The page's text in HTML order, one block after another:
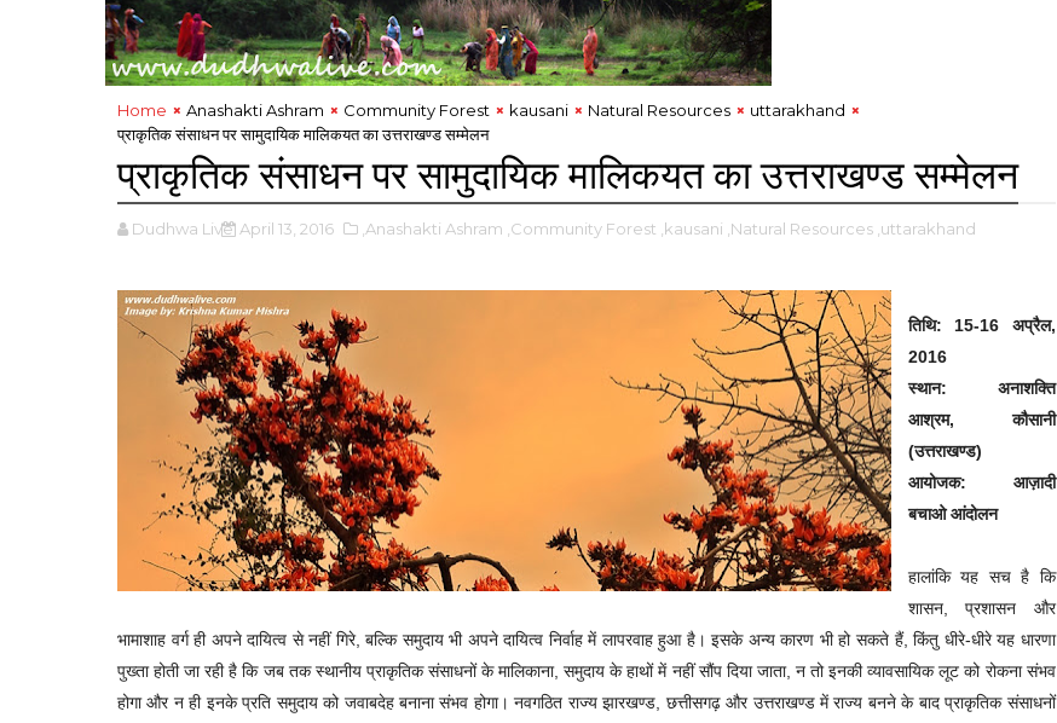
Home Anashakti Ashram Community Forest kausani Natural Resources
uttarakhand
प्राकृतिक संसाधन पर सामुदायिक मालिकयत का उत्तराखण्ड सम्मेलन
प्राकृतिक संसाधन पर सामुदायिक मालिकयत का उत्तराखण्ड सम्मेलन
Dudhwa Live April 13, 2016 ,Anashakti Ashram ,Community Forest ,kausani ,Natural Resources ,uttarakhand
तिथि: 15-16 अप्रैल,
2016
स्थान: अनाशक्ति
आश्रम, कौसानी
(उत्तराखण्ड)
आयोजक: आज़ादी
बचाओ आंदोलन
हालांकि यह सच है कि
शासन, प्रशासन और
भामाशाह वर्ग ही अपने दायित्व से नहीं गिरे, बल्कि समुदाय भी अपने दायित्व निर्वाह में लापरवाह हुआ है। इसके अन्य कारण भी हो सकते हैं, किंतु धीरे-धीरे यह धारणा
पुख्ता होती जा रही है कि जब तक स्थानीय प्राकृतिक संसाधनों के मालिकाना, समुदाय के हाथों में नहीं सौंप दिया जाता, न तो इनकी व्यावसायिक लूट को रोकना संभव
होगा और न ही इनके प्रति समुदाय को जवाबदेह बनाना संभव होगा। नवगठित राज्य झारखण्ड, छत्तीसगढ़ और उत्तराखण्ड में राज्य बनने के बाद प्राकृतिक संसाधनों